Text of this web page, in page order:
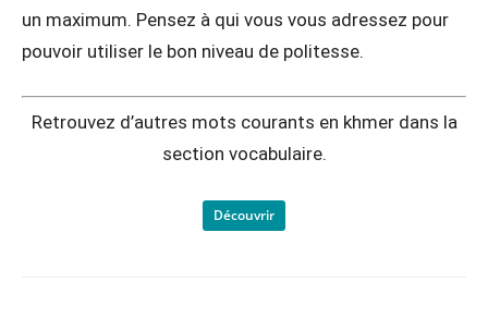
un maximum. Pensez à qui vous vous adressez pour
pouvoir utiliser le bon niveau de politesse.
Retrouvez d’autres mots courants en khmer dans la
section vocabulaire.
Découvrir